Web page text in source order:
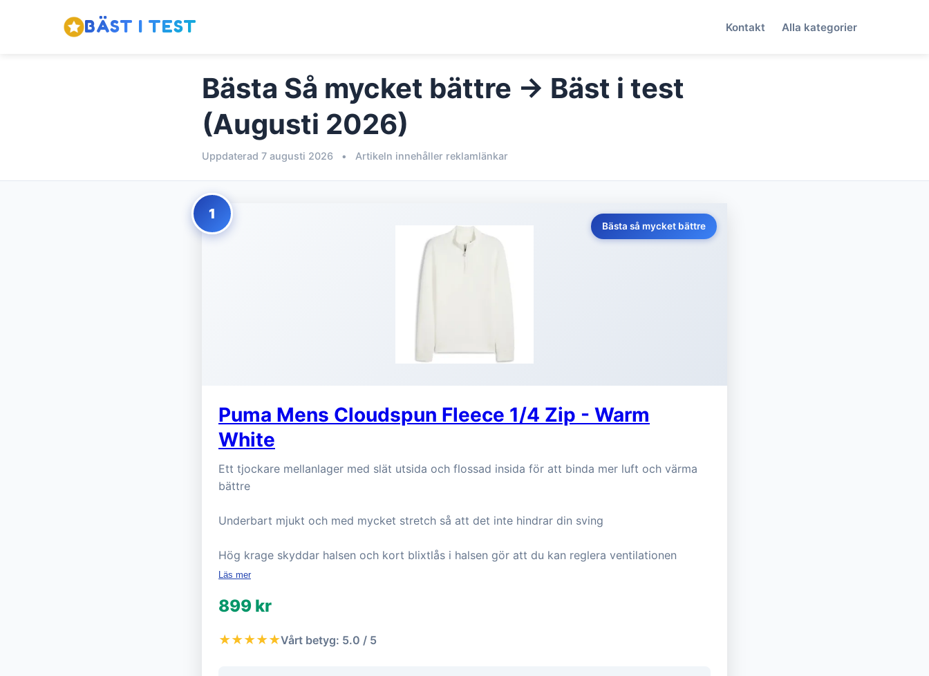
BÄST I TEST Kontakt Alla kategorier
Bästa Så mycket bättre → Bäst i test
(Augusti 2026)
Uppdaterad 7 augusti 2026 • Artikeln innehåller reklamlänkar
1
Bästa så mycket bättre
Puma Mens Cloudspun Fleece 1/4 Zip - Warm
White
Ett tjockare mellanlager med slät utsida och flossad insida för att binda mer luft och värma
bättre
Underbart mjukt och med mycket stretch så att det inte hindrar din sving
Hög krage skyddar halsen och kort blixtlås i halsen gör att du kan reglera ventilationen
Läs mer
899 kr
★★★★★Vårt betyg: 5.0 / 5